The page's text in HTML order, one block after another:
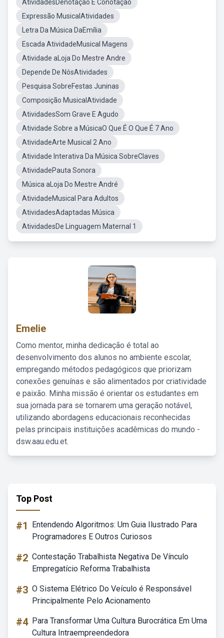
AtividadesDenotação E Conotação
Expressão MusicalAtividades
Letra Da Música DaEmília
Escada AtividadeMusical Magens
Atividade aLoja Do Mestre Andre
Depende De NósAtividades
Pesquisa SobreFestas Juninas
Composição MusicalAtividade
AtividadesSom Grave E Agudo
Atividade Sobre a MúsicaO Que É O Que É 7 Ano
AtividadeArte Musical 2 Ano
Atividade Interativa Da Música SobreClaves
AtividadePauta Sonora
Música aLoja Do Mestre André
AtividadeMusical Para Adultos
AtividadesAdaptadas Música
AtividadesDe Linguagem Maternal 1
Emelie
Como mentor, minha dedicação é total ao
desenvolvimento dos alunos no ambiente escolar,
empregando métodos pedagógicos que priorizam
conexões genuínas e são alimentados por criatividade
e paixão. Minha missão é orientar os estudantes em
sua jornada para se tornarem uma geração notável,
utilizando abordagens educacionais reconhecidas
pelas principais instituições acadêmicas do mundo -
dsw.aau.edu.et.
Top Post
#1
Entendendo Algoritmos: Um Guia Ilustrado Para
Programadores E Outros Curiosos
#2 Contestação Trabalhista Negativa De Vínculo
Empregatício Reforma Trabalhista
#3 O Sistema Elétrico Do Veículo é Responsável
Principalmente Pelo Acionamento
#4 Para Transformar Uma Cultura Burocrática Em Uma
Cultura Intraempreendedora